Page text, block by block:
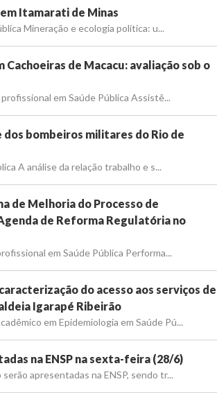
Itamarati de Minas
Mineração e ecologia política: u...
de Macacu: avaliação sob o
em Saúde Pública Assistê...
bombeiros militares do Rio de
A análise da relação trabalho e s...
de Melhoria do Processo de
de Reforma Regulatória no
em Saúde Pública Performa...
do acesso aos serviços de
Igarapé Ribeirão
em Epidemiologia em Saúde Pú...
na ENSP na sexta-feira (28/6)
apresentadas na ENSP, sendo tr...